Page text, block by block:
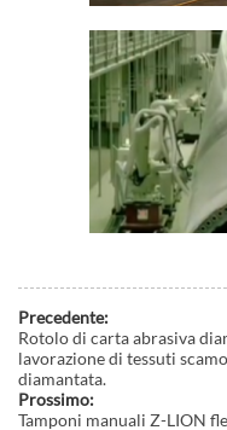
Precedente:
Rotolo di carta abrasiva
lavorazione di tessuti
diamantata.
Prossimo:
Tamponi manuali Z-LION